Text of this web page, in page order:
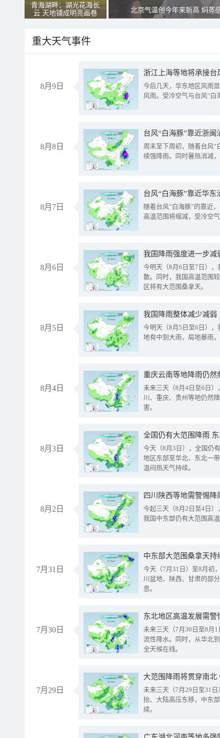
青海湖畔：湖光花海长
云 天地铺成明亮画卷
北京气温创今年来新高 焖蒸
重大天气事件
8月9日
浙江上海等地将承接台
今后几天，华东地区风雨
风雨。受冷空气与台风“白
8月8日
台风“白海豚”靠近浙
周末至下周初，随着台风“
续强降雨。同时暑热消减
8月7日
台风“白海豚”靠近华
随着台风“白海豚”的靠近
高温范围将缩减，受冷空
8月6日
今明天（8月6日至7日）
散。同时，我国高温范围
区将有大范围桑拿天。
8月5日
我国降雨整体减少减弱
今明天（8月5日至6日）
地有中到大雨，局地暴雨
8月4日
重庆云南等地降雨仍然
未来三天（8月4日至6日
川、重庆、贵州等地仍然
害。
8月3日
全国仍有大范围降雨
今天（8月3日），全国仍
地区东部至华北、东北一
温闷热天气持续。
8月2日
今起三天（8月2日至4日
我国中东部仍有大范围高
7月31日
中东部大范围桑拿天
今天（7月31日）至8月初
川盆地、陕西、甘肃的部
息。
7月30日
东北地区高温发展需
未来三天（7月30日至8月
流性降水。同时，从华北
全天候在线。
7月29日
大范围降雨将贯穿南
未来三天（7月29日至31
抬、大陆高压东移，中东
续。